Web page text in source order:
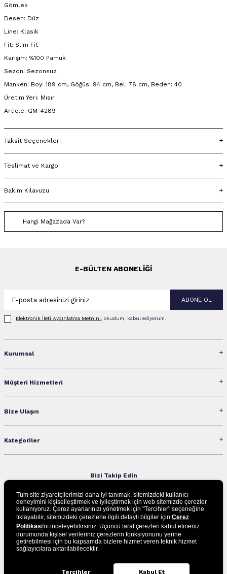
Gömlek
Desen: Düz
Line: Klasik
Fit: Slim Fit
Karışım: %100 Pamuk
Sezon: Sezonsuz
Manken: Boy: 189 cm, Göğüs: 94 cm, Bel: 78 cm, Beden: 40
Üretim Yeri: Mısır
Article: GM-4289
Taksit Seçenekleri
Teslimat ve Kargo
Bakım Kılavuzu
Hangi Mağazada Var?
E-BÜLTEN ABONELIĞI
ABONE OL
Elektronik İleti Aydınlatma Metni‌ni, okudum, kabul ediyorum.
Kurumsal
Müşteri Hizmetleri
Bize Ulaşın
Kategoriler
Bizi Takip Edin
UYGULAMAMIZI İNDİRİN
Tüm site ziyaretçilerimizi daha iyi tanımak, sitemizdeki kullanıcı
deneyimini kişiselleştirmek ve iyileştirmek için web sitemizde çerezler
kullanıyoruz. Çerez ayarlarınızı yönetmek için "Tercihler" seçeneğine
tıklayabilir, sitemizdeki çerezlerle ilgili detaylı bilgiler için Çerez
Politikası'nı inceleyebilirsiniz. Üçüncü taraf çerezleri kabul etmeniz
durumunda kişisel verileriniz çerezlerin fonksiyonunu yerine
getirebilmesi için bu kapsamda bizlere hizmet veren teknik hizmet
sağlayıcılara aktarılabilecektir.
Tercihler Kabul Et